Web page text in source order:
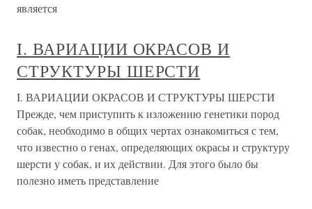
является
I. ВАРИАЦИИ ОКРАСОВ И
СТРУКТУРЫ ШЕРСТИ
I. ВАРИАЦИИ ОКРАСОВ И СТРУКТУРЫ ШЕРСТИ
Прежде, чем приступить к изложению генетики пород
собак, необходимо в общих чертах ознакомиться с тем,
что известно о генах, определяющих окрасы и структуру
шерсти у собак, и их действии. Для этого было бы
полезно иметь представление